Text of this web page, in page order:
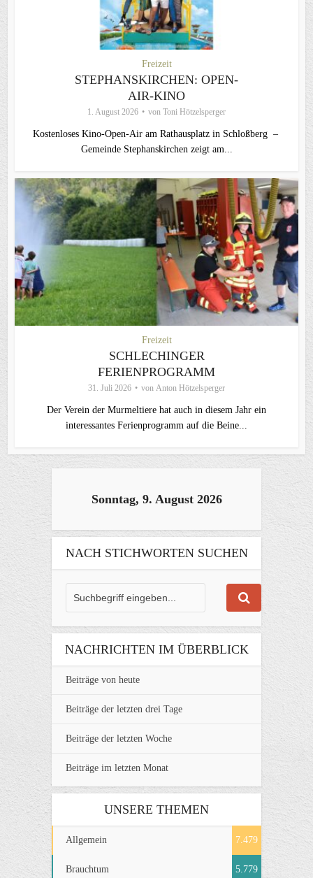
Freizeit
STEPHANSKIRCHEN: OPEN-
AIR-KINO
1. August 2026 von Toni Hötzelsperger
Kostenloses Kino-Open-Air am Rathausplatz in Schloßberg –
Gemeinde Stephanskirchen zeigt am...
Freizeit
SCHLECHINGER
FERIENPROGRAMM
31. Juli 2026 von Anton Hötzelsperger
Der Verein der Murmeltiere hat auch in diesem Jahr ein
interessantes Ferienprogramm auf die Beine...
Sonntag, 9. August 2026
NACH STICHWORTEN SUCHEN
NACHRICHTEN IM ÜBERBLICK
Beiträge von heute
Beiträge der letzten drei Tage
Beiträge der letzten Woche
Beiträge im letzten Monat
UNSERE THEMEN
Allgemein 7.479
Brauchtum 5.779